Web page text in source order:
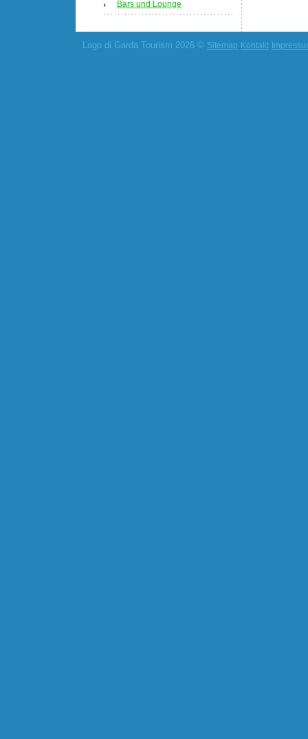
Bars und Lounge
Lago di Garda Tourism 2026 © Sitemap Kontakt